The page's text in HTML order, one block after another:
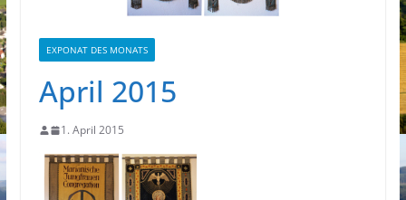
EXPONAT DES MONATS
April 2015
1. April 2015